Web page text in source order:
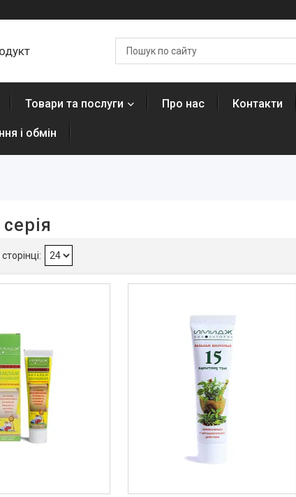
Товари та послуги Про нас Контакти
і обмін